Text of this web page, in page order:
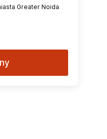
Greater Noida